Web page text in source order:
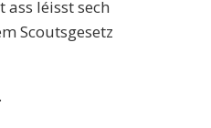
ass léisst sech
Scoutsgesetz